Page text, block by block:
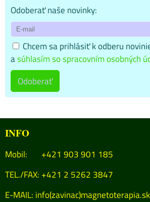
Odoberať naše novinky:
Chcem sa prihlásiť k odberu
asúhlasím so spracovním osobných
Odoberať
INFO
Mobil: +421 903 901 185
TEL./FAX: +421 2 5262 3847
E-MAIL: info(zavinac)magnetoterapia.sk